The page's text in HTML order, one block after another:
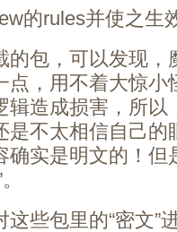
的rules并使之生
的包，可以发现，
点，用不着大惊小
辑造成损害，所以
是不太相信自己的
确实是明文的！但
些包里的“密文”